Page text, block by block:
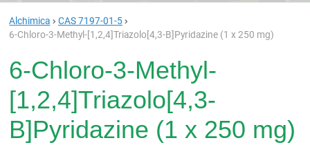
Alchimica
CAS 7197-01-5
6-Chloro-3-Methyl-[1,2,4]Triazolo[4,3-B]Pyridazine (1 x 250 mg)
6-Chloro-3-Methyl-
[1,2,4]Triazolo[4,3-
B]Pyridazine (1 x 250 mg)